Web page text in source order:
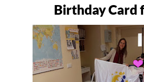
Birthday Card